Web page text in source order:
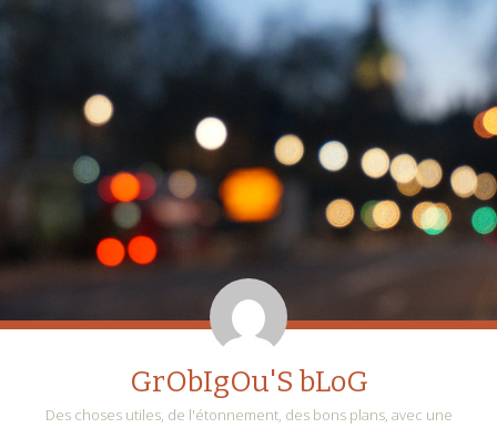
GrObIgOu'S bLoG
Des choses utiles, de l'étonnement, des bons plans, avec une